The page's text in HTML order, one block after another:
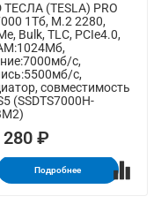
ТЕСЛА (TESLA) PRO
1Тб, M.2 2280,
Bulk, TLC, PCIe4.0,
с,
с,
совместимость
(SSDTS7000H-
280 ₽
Подробнее